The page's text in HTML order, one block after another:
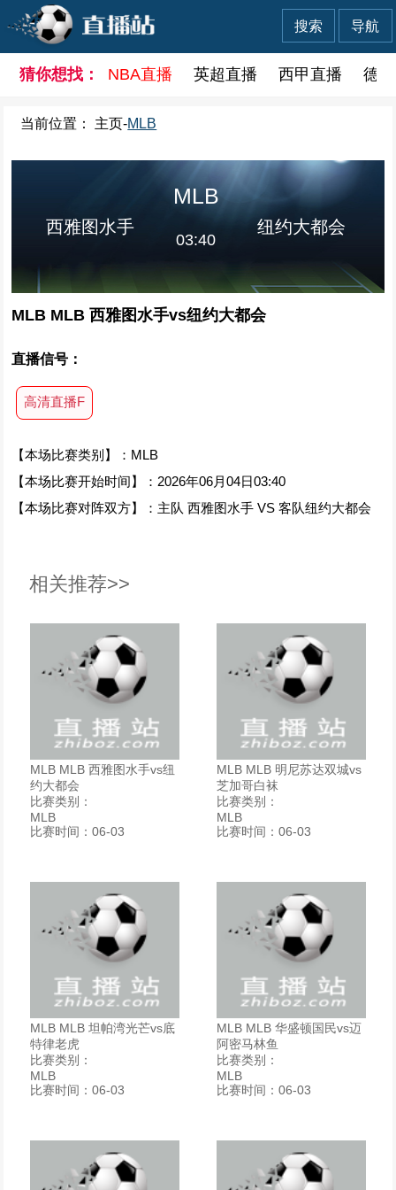
导航
搜索
猜你想找： NBA直播 英超直播 西甲直播 德
当前位置： 主页-MLB
西雅图水手
MLB
03:40
纽约大都会
MLB MLB 西雅图水手vs纽约大都会
直播信号：
高清直播F
【本场比赛类别】：MLB
【本场比赛开始时间】：2026年06月04日03:40
【本场比赛对阵双方】：主队 西雅图水手 VS 客队纽约大都会
相关推荐>>
MLB MLB 西雅图水手vs纽
约大都会
比赛类别：
MLB
比赛时间：06-03
MLB MLB 明尼苏达双城vs
芝加哥白袜
比赛类别：
MLB
比赛时间：06-03
MLB MLB 坦帕湾光芒vs底
特律老虎
比赛类别：
MLB
比赛时间：06-03
MLB MLB 华盛顿国民vs迈
阿密马林鱼
比赛类别：
MLB
比赛时间：06-03